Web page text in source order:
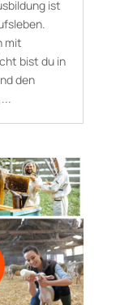
ist
mit
bist du in
den